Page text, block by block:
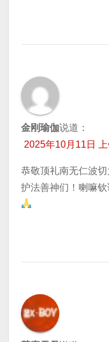
金刚瑜伽说道：
2025年10月11日
恭敬顶礼南无仁波
护法善神们！喇嘛